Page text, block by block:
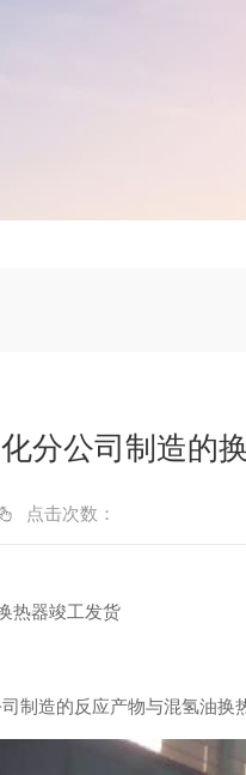
分公司制造的
点击次数：
热器竣工发货
造的反应产物与混氢油换